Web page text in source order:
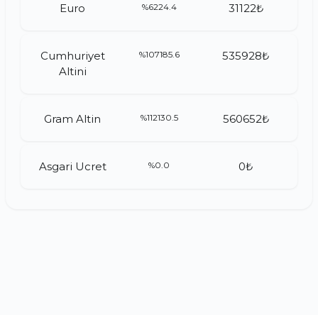
Euro %6224.4 31122₺
Cumhuriyet
Altini
%107185.6 535928₺
Gram Altin %112130.5 560652₺
Asgari Ucret %0.0 0₺